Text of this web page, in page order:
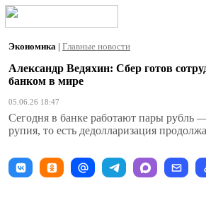
Экономика | Главные новости
Александр Ведяхин: Сбер готов
банком в мире
05.06.26 18:47
Сегодня в банке работают пары
рупия, то есть дедолларизация